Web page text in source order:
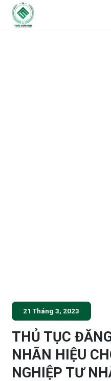
21 Tháng 3, 2023
THỦ TỤC
NHÃN HIỆU
NGHIỆP TƯ